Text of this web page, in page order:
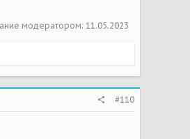
модератором: 11.05.2023
#110